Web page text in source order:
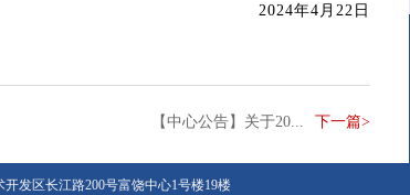
2024年4 月 22 日
下一篇>
【中心公告】关于20...
发区长江路200号富饶中心1号楼19楼